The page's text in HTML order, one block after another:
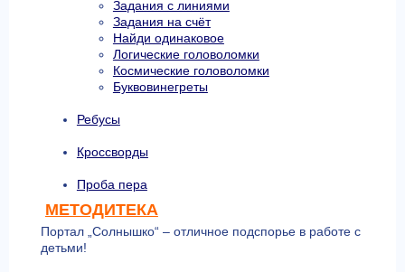
Задания с линиями
Задания на счёт
Найди одинаковое
Логические головоломки
Космические головоломки
Буквовинегреты
Ребусы
Кроссворды
Проба пера
МЕТОДИТЕКА
Портал „Солнышко“ – отличное подспорье в работе с
детьми!